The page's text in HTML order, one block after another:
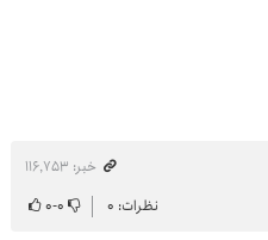
خبر: ۱۱۶٬۷۵۳
نظرات: ۰ ۰-۰